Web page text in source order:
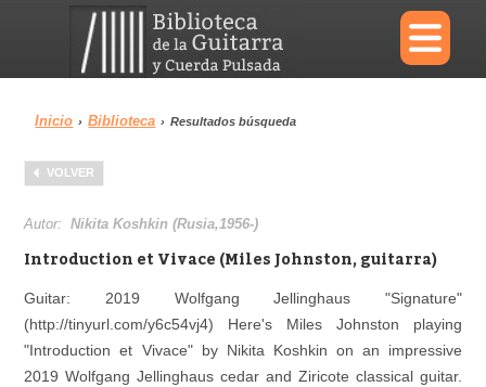
×
Menu
Biblioteca
Área personal Reproductor
Inicio › Biblioteca › Resultados búsqueda
VOLVER
Autor:Nikita Koshkin (Rusia,1956-)
Introduction et Vivace (Miles Johnston, guitarra)
Guitar: 2019 Wolfgang Jellinghaus "Signature"
(http://tinyurl.com/y6c54vj4) Here's Miles Johnston playing
"Introduction et Vivace" by Nikita Koshkin on an impressive
2019 Wolfgang Jellinghaus cedar and Ziricote classical guitar.